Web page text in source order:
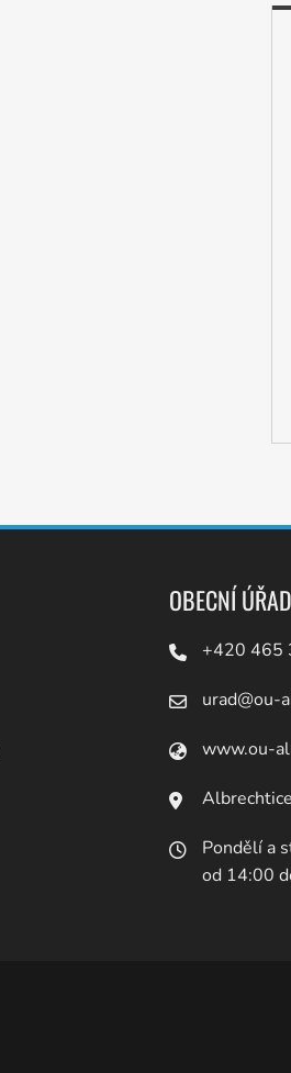
OBECNÍ
+420 465
urad@ou-
www.ou-
Pondělí a
od 14:00